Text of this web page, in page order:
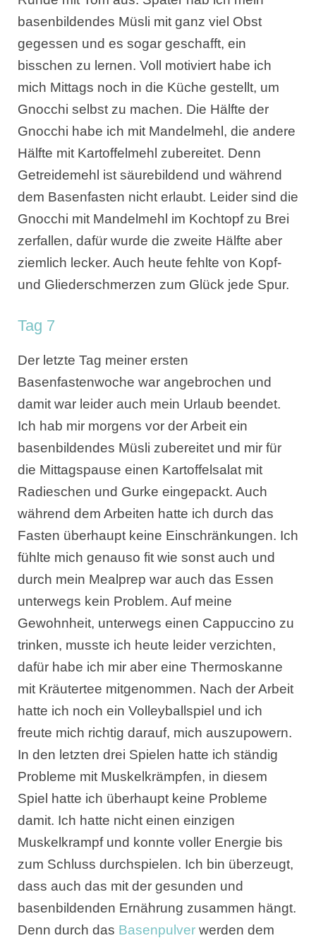
basenbildendes Müsli mit ganz viel Obst
gegessen und es sogar geschafft, ein
bisschen zu lernen. Voll motiviert habe ich
mich Mittags noch in die Küche gestellt, um
Gnocchi selbst zu machen. Die Hälfte der
Gnocchi habe ich mit Mandelmehl, die andere
Hälfte mit Kartoffelmehl zubereitet. Denn
Getreidemehl ist säurebildend und während
dem Basenfasten nicht erlaubt. Leider sind die
Gnocchi mit Mandelmehl im Kochtopf zu Brei
zerfallen, dafür wurde die zweite Hälfte aber
ziemlich lecker. Auch heute fehlte von Kopf-
und Gliederschmerzen zum Glück jede Spur.
Tag 7
Der letzte Tag meiner ersten
Basenfastenwoche war angebrochen und
damit war leider auch mein Urlaub beendet.
Ich hab mir morgens vor der Arbeit ein
basenbildendes Müsli zubereitet und mir für
die Mittagspause einen Kartoffelsalat mit
Radieschen und Gurke eingepackt. Auch
während dem Arbeiten hatte ich durch das
Fasten überhaupt keine Einschränkungen. Ich
fühlte mich genauso fit wie sonst auch und
durch mein Mealprep war auch das Essen
unterwegs kein Problem. Auf meine
Gewohnheit, unterwegs einen Cappuccino zu
trinken, musste ich heute leider verzichten,
dafür habe ich mir aber eine Thermoskanne
mit Kräutertee mitgenommen. Nach der Arbeit
hatte ich noch ein Volleyballspiel und ich
freute mich richtig darauf, mich auszupowern.
In den letzten drei Spielen hatte ich ständig
Probleme mit Muskelkrämpfen, in diesem
Spiel hatte ich überhaupt keine Probleme
damit. Ich hatte nicht einen einzigen
Muskelkrampf und konnte voller Energie bis
zum Schluss durchspielen. Ich bin überzeugt,
dass auch das mit der gesunden und
basenbildenden Ernährung zusammen hängt.
Denn durch das Basenpulver werden dem